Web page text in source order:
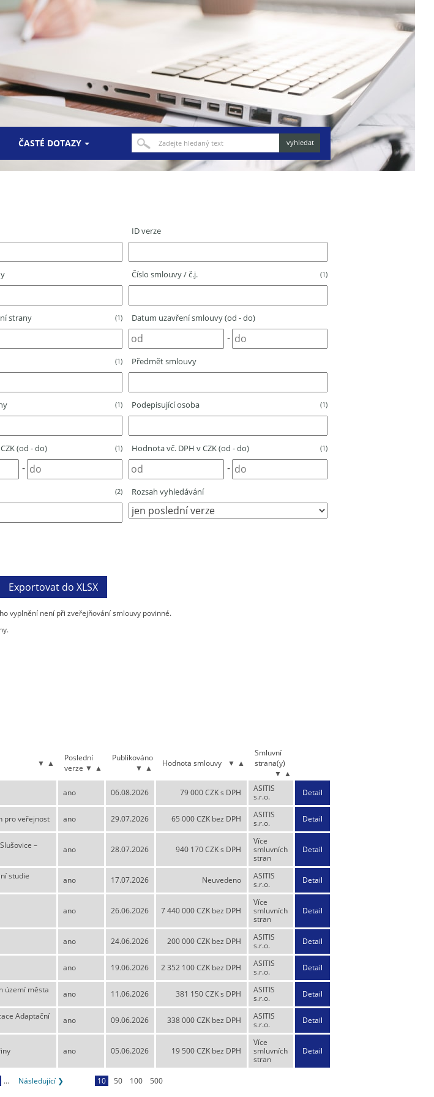
ČASTÉ DOTAZY
strany (1)
(1)
(1)
(od - do) (1)
-
(2)
ID verze
Číslo smlouvy / č.j. (1)
Datum uzavření smlouvy (od - do)
-
Předmět smlouvy
Podepisující osoba (1)
Hodnota vč. DPH v CZK (od - do) (1)
-
Rozsah vyhledávání
vyplnění není při zveřejňování smlouvy povinné.
▲
▼
Poslední
verze
▲
▼
Publikováno
▲
▼ Hodnota smlouvy ▲
▼
Smluvní
strana(y)
▲
▼
ano 06.08.2026 79 000 CZK s DPH
ASITIS
s.r.o.
Detail
pro veřejnost ano 29.07.2026 65 000 CZK bez DPH
ASITIS
s.r.o.
Detail
–
ano 28.07.2026 940 170 CZK s DPH
Více
smluvních
stran
Detail
studie
ano 17.07.2026 Neuvedeno
ASITIS
s.r.o.
Detail
ano 26.06.2026 7 440 000 CZK bez DPH
Více
smluvních
stran
Detail
ano 24.06.2026 200 000 CZK bez DPH
ASITIS
s.r.o.
Detail
ano 19.06.2026 2 352 100 CZK bez DPH
ASITIS
s.r.o.
Detail
území města
ano 11.06.2026 381 150 CZK s DPH
ASITIS
s.r.o.
Detail
Adaptační
ano 09.06.2026 338 000 CZK bez DPH
ASITIS
s.r.o.
Detail
ano 05.06.2026 19 500 CZK bez DPH
Více
smluvních
stran
Detail
... Následující ❯ 10 50 100 500